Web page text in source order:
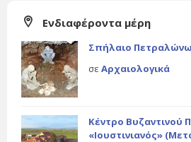
Ενδιαφέροντα μέρη
Σπήλαιο
σε Αρχαιολογικά
Κέντρο Βυζαντινού
«Ιουστινιανός»